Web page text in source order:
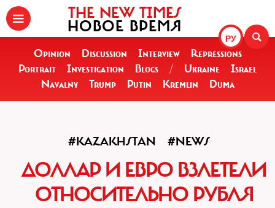
РУ
THE NEW TIMES
НОВОЕ ВРЕМЯ
Opinion Discussion Interview
Repressions
Portrait
Investigation Blogs / Ukraine
Israel
Navalny
Trump Putin Kremlin Duma
#KAZAKHSTAN #NEWS
ДОЛЛАР И ЕВРО ВЗЛЕТЕЛИ
ОТНОСИТЕЛЬНО РУБЛЯ